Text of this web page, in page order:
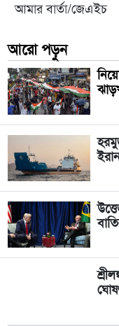
আমার বার্তা/জেএইচ
আরো পড়ুন